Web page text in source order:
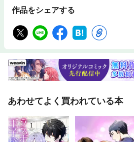
作品をシェアする
あわせてよく買われている本